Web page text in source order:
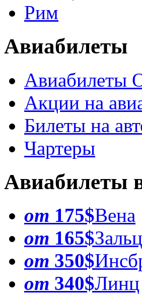
Рим
Авиабилеты
Авиабилеты
Акции на
Билеты на
Чартеры
Авиабилеты
от 175$Вена
от 165$
от 350$
от 340$Линц